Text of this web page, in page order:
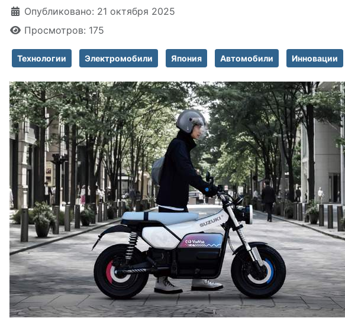
Информация о материале
Опубликовано: 21 октября 2025
Просмотров: 175
Технологии Электромобили Япония Автомобили Инновации